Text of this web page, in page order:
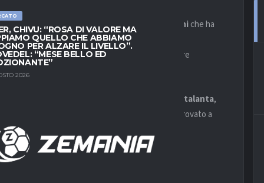
CHIVU: “ROSA DI VALORE MA
QUELLO CHE ABBIAMO
PER ALZARE IL LIVELLO”.
“MESE BELLO ED
2026
probabilmente titolare nel modulo di Ballardiniche ha
oBuksa.
il prossimo campionato, con
pronto a dare
per l’attaccante macedone.
prima parte di campionato con la maglia dell’ Atalanta,
massima serie, tra cui la
che ha provato a